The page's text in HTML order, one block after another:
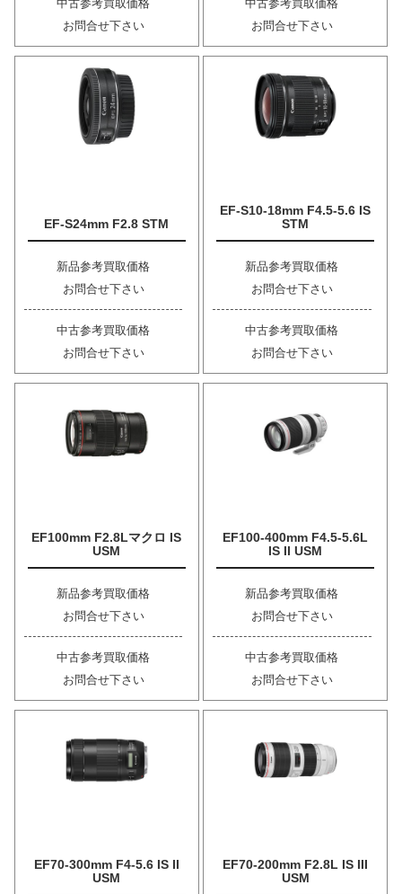
中古参考買取価格
お問合せ下さい
中古参考買取価格
お問合せ下さい
EF-S24mm F2.8 STM
新品参考買取価格
お問合せ下さい
中古参考買取価格
お問合せ下さい
EF-S10-18mm F4.5-5.6 IS
STM
新品参考買取価格
お問合せ下さい
中古参考買取価格
お問合せ下さい
EF100mm F2.8Lマクロ IS
USM
新品参考買取価格
お問合せ下さい
中古参考買取価格
お問合せ下さい
EF100-400mm F4.5-5.6L
IS II USM
新品参考買取価格
お問合せ下さい
中古参考買取価格
お問合せ下さい
EF70-300mm F4-5.6 IS II
USM
EF70-200mm F2.8L IS III
USM